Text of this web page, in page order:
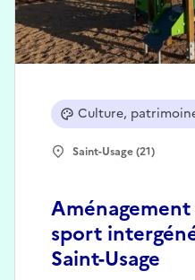
Aménagement
sport
Saint-Usage
Culture,
Saint-Usage (21)